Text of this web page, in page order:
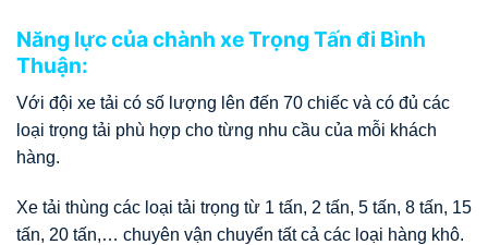
Năng lực của chành xe Trọng Tấn đi Bình
Thuận:
Với đội xe tải có số lượng lên đến 70 chiếc và có đủ các
loại trọng tải phù hợp cho từng nhu cầu của mỗi khách
hàng.
Xe tải thùng các loại tải trọng từ 1 tấn, 2 tấn, 5 tấn, 8 tấn, 15
tấn, 20 tấn,… chuyên vận chuyển tất cả các loại hàng khô.